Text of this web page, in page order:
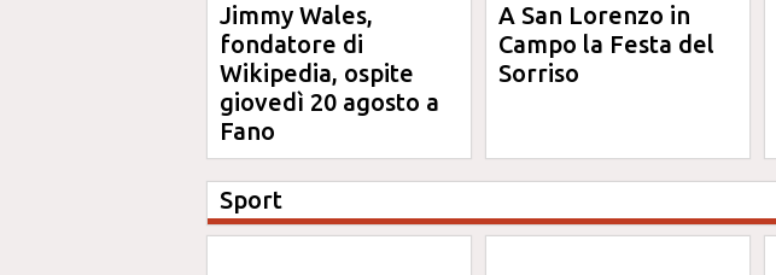
Jimmy Wales,
fondatore di
Wikipedia, ospite
giovedì 20 agosto a
Fano
A San Lorenzo in
Campo la Festa del
Sorriso
Sport